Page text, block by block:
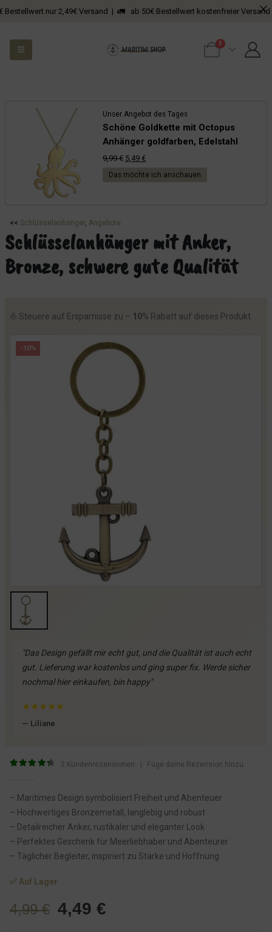
nur 2,49€ Versand | 🚛 ab 50€ Bestellwert kostenfreier Versand
0
Unser Angebot des Tages
Schöne Goldkette mit Octopus
Anhänger goldfarben, Edelstahl
9,99€ Ursprünglicher
Preis
5,49 €Aktueller
Preis
Das möchte ich anschauen
<< Schlüsselanhänger, Angebote
Schlüsselanhänger mit Anker,
Bronze, schwere gute Qualität
⛵️ Steuere auf Ersparnisse zu – 10% Rabatt auf dieses Produkt.
-10%
"Das Design gefällt mir echt gut, und die Qualität ist auch echt
gut. Lieferung war kostenlos und ging super fix. Werde sicher
nochmal hier einkaufen, bin happy"
★★★★★
— Liliane
2 Kundenrezensionen | Füge deine Rezension hinzu
– Maritimes Design symbolisiert Freiheit und Abenteuer
– Hochwertiges Bronzemetall, langlebig und robust
– Detailreicher Anker, rustikaler und eleganter Look
– Perfektes Geschenk für Meerliebhaber und Abenteurer
– Täglicher Begleiter, inspiriert zu Stärke und Hoffnung
✅ Auf Lager
4,99€ U
4,49€